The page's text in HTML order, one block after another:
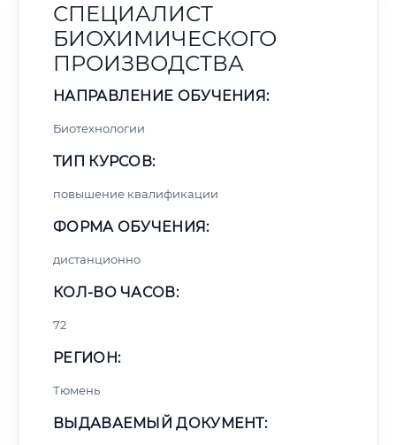
СПЕЦИАЛИСТ
БИОХИМИЧЕСКОГО
ПРОИЗВОДСТВА
НАПРАВЛЕНИЕ ОБУЧЕНИЯ:
Биотехнологии
ТИП КУРСОВ:
повышение квалификации
ФОРМА ОБУЧЕНИЯ:
дистанционно
КОЛ-ВО ЧАСОВ:
72
РЕГИОН:
Тюмень
ВЫДАВАЕМЫЙ ДОКУМЕНТ: